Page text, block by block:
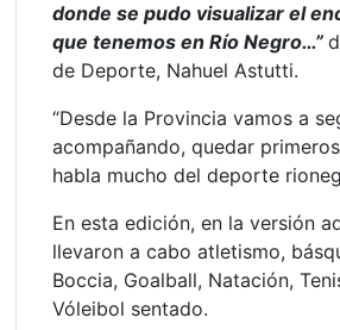
donde se pudo visualizar el
que tenemos en Río Negro…”
de Deporte, Nahuel Astutti.
“Desde la Provincia vamos a
acompañando, quedar
habla mucho del deporte
En esta edición, en la versión
llevaron a cabo atletismo,
Boccia, Goalball, Natación,
Vóleibol sentado.